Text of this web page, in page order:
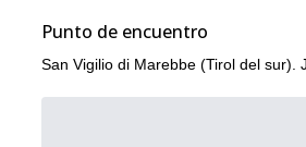
Punto de encuentro
San Vigilio di Marebbe (Tirol del sur).